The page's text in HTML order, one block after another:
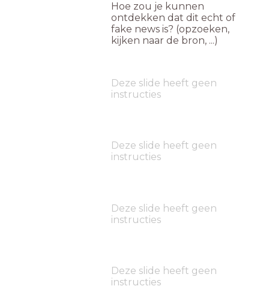
Hoe zou je kunnen
ontdekken dat dit echt of
fake news is? (opzoeken,
kijken naar de bron, ...)
Deze slide heeft geen
instructies
Deze slide heeft geen
instructies
Deze slide heeft geen
instructies
Deze slide heeft geen
instructies